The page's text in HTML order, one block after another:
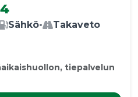
Sähkö• Takaveto
tiepalvelun